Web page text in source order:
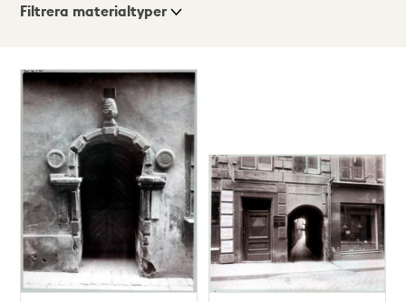
Visningsläge
Lista
Karta
Filtrera materialtyper
träffar